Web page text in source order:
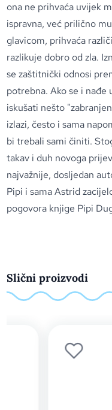
ona ne prihvaća uvijek
ispravna, već prilično
glavicom, prihvaća
razlikuje dobro od zla.
se zaštitnički odnosi
potrebna. Ako se i
iskušati nešto
izlazi, često i sama
bi trebali sami činiti.
takav i duh novoga
najvažnije, dosljedan
Pipi i sama Astrid
pogovora knjige Pipi
Slični proizvodi